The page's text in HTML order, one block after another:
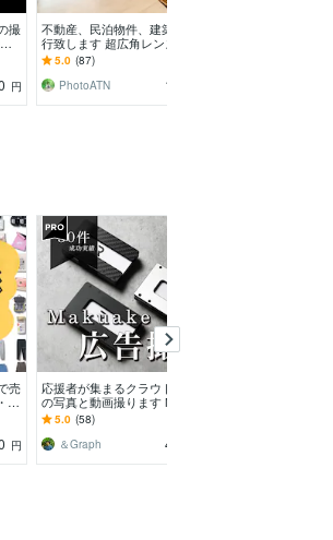
撮
円
不動産、民泊物件、建築の撮影代
行致します 超広角レンズ使用＆
全画像データ納品
5.0 (87)
PhotoATN
10,000
売
楽
円
応援者が集まるクラウドファンド
の写真と動画撮ります Makuake
で1000万超えの成功実績多数
5.0 (58)
＆Graph
48,000